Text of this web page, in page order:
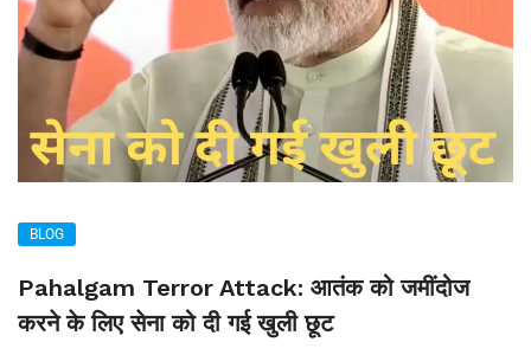
BLOG
Pahalgam Terror Attack: आतंक को जमींदोज
करने के लिए सेना को दी गई खुली छूट